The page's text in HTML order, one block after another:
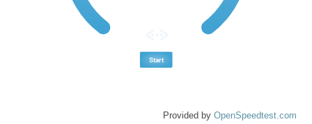
Provided by OpenSpeedtest.com